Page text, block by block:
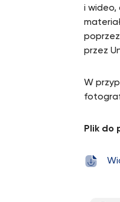
i wideo,
przez
W
Plik do